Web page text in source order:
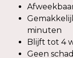
minuten
Blijft tot 4
Geen